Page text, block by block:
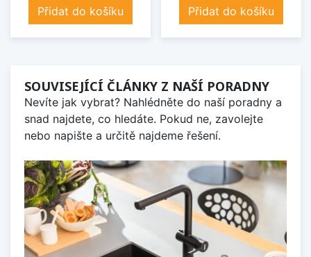
Přidat do košíku Přidat do košíku
SOUVISEJÍCÍ ČLÁNKY Z NAŠÍ PORADNY
Nevíte jak vybrat? Nahlédněte do naší poradny a
snad najdete, co hledáte. Pokud ne, zavolejte
nebo napište a určitě najdeme řešení.